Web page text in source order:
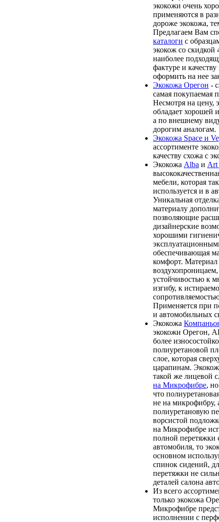
экокожи очень
применяются в
дороже экокожа,
Предлагаем Вам
каталоги с
экокож со скидкой
наиболее
фактуре и
оформить на нее
Экокожа Орегон -
самая покупаемая
Несмотря на цену,
обладает хорошей
а по внешнему
дорогим аналогам.
Экокожа Space и
ассортименте
качеству схожа с
Экокожа Alba и Art
мебели, которая
используется и в
Уникальная
материалу
позволяющие
дизайнерские
хорошими
обеспечивающая
комфорт. Материал
устойчивостью к
изгибу, к
Применяется при
и автомобильных
Экокожа
экокожи Орегон,
более
полиуретановой
слое, которая
царапинам.
такой же лицевой
на Микрофибре,
что
не на микрофибру,
полиуретановую
ворсистой
на Микрофибре
полной перетяжки
автомобиля, то
основном
спинок сидений,
перетяжки не
деталей салона
Из всего
только экокожа
Микрофибре
исполнении с